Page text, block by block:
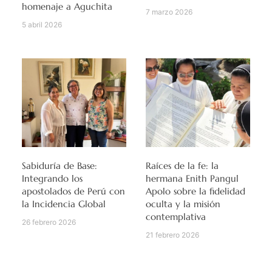
homenaje a Aguchita
5 abril 2026
7 marzo 2026
Sabiduría de Base:
Integrando los
apostolados de Perú con
la Incidencia Global
26 febrero 2026
Raíces de la fe: la
hermana Enith Pangul
Apolo sobre la fidelidad
oculta y la misión
contemplativa
21 febrero 2026